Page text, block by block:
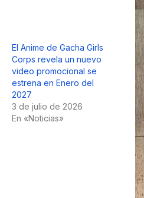
El Anime de Gacha Girls
Corps revela un nuevo
video promocional se
estrena en Enero del
2027
3 de julio de 2026
En «Noticias»